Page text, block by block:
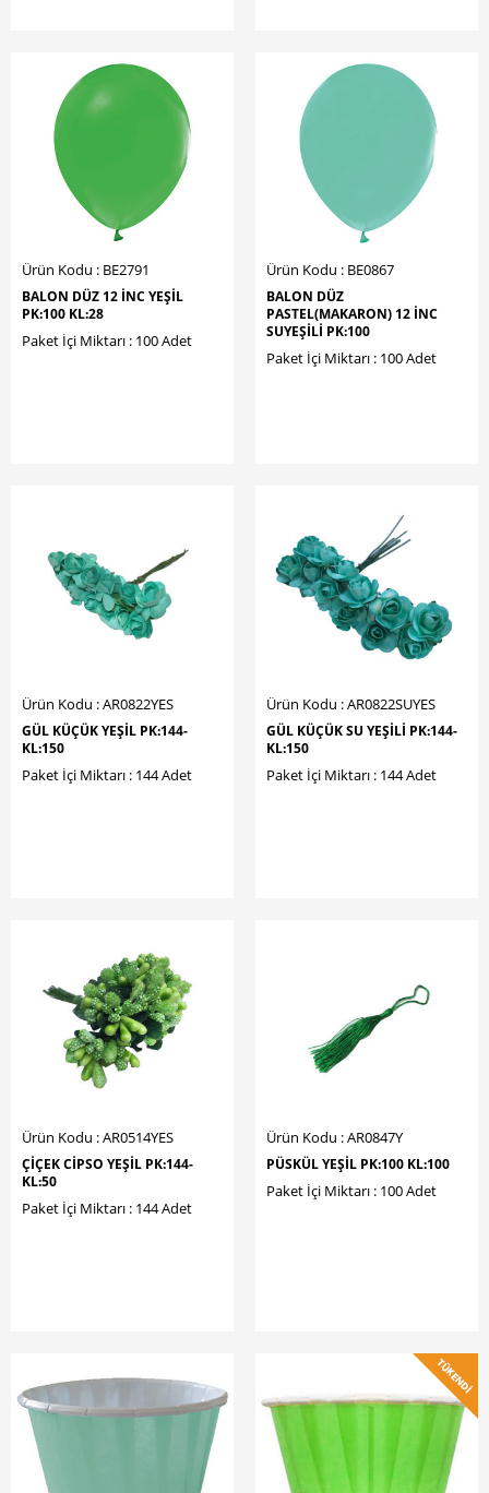
Ürün Kodu : BE2791
BALON DÜZ 12 İNC YEŞİL
PK:100 KL:28
Paket İçi Miktarı : 100 Adet
Ürün Kodu : BE0867
BALON DÜZ
PASTEL(MAKARON) 12 İNC
SUYEŞİLİ PK:100
Paket İçi Miktarı : 100 Adet
Ürün Kodu : AR0822YES
GÜL KÜÇÜK YEŞİL PK:144-
KL:150
Paket İçi Miktarı : 144 Adet
Ürün Kodu : AR0822SUYES
GÜL KÜÇÜK SU YEŞİLİ PK:144-
KL:150
Paket İçi Miktarı : 144 Adet
Ürün Kodu : AR0514YES
ÇİÇEK CİPSO YEŞİL PK:144-
KL:50
Paket İçi Miktarı : 144 Adet
Ürün Kodu : AR0847Y
PÜSKÜL YEŞİL PK:100 KL:100
Paket İçi Miktarı : 100 Adet